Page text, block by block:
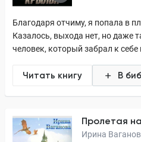
Благодаря отчиму, я попала в
Казалось, выхода нет, но даже
человек, который забрал к себе
Читать книгу В
Пролетая
Ирина